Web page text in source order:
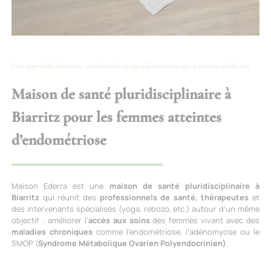
Une approche humaine, coordonnée et complémentaire aux parcours médicaux
Maison de santé pluridisciplinaire à
Biarritz pour les femmes atteintes
d’endométriose
Maison Ederra est une maison de santé pluridisciplinaire à
Biarritz qui réunit des professionnels de santé, thérapeutes et
des intervenants spécialisés (yoga, rebozo, etc.) autour d’un même
objectif : améliorer l’accès aux soinsdes femmes vivant avec des
maladies chroniques comme l’endométriose, l’adénomyose ou le
SMOP (Syndrome Métabolique Ovarien Polyendocrinien).